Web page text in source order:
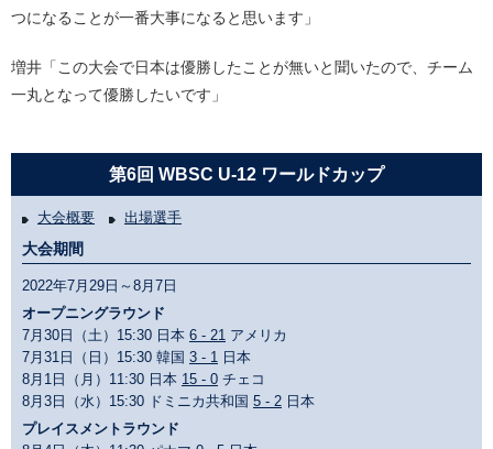
つになることが一番大事になると思います」
増井「この大会で日本は優勝したことが無いと聞いたので、チーム
一丸となって優勝したいです」
第6回 WBSC U-12 ワールドカップ
大会概要 出場選手
大会期間
2022年7月29日～8月7日
オープニングラウンド
7月30日（土）15:30 日本 6 - 21 アメリカ
7月31日（日）15:30 韓国 3 - 1 日本
8月1日（月）11:30 日本 15 - 0 チェコ
8月3日（水）15:30 ドミニカ共和国 5 - 2 日本
プレイスメントラウンド